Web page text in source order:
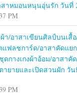
าหมอนหนุนอุ่นรัก วันที่
PM
า/อาสาเขียนศิลป์บนเสื้
ฟลชการ์ด/อาสาคัดแย
กางเกงผ้าอ้อม/อาสาคั
ายายและเปิดสวนผัก วัน
PM